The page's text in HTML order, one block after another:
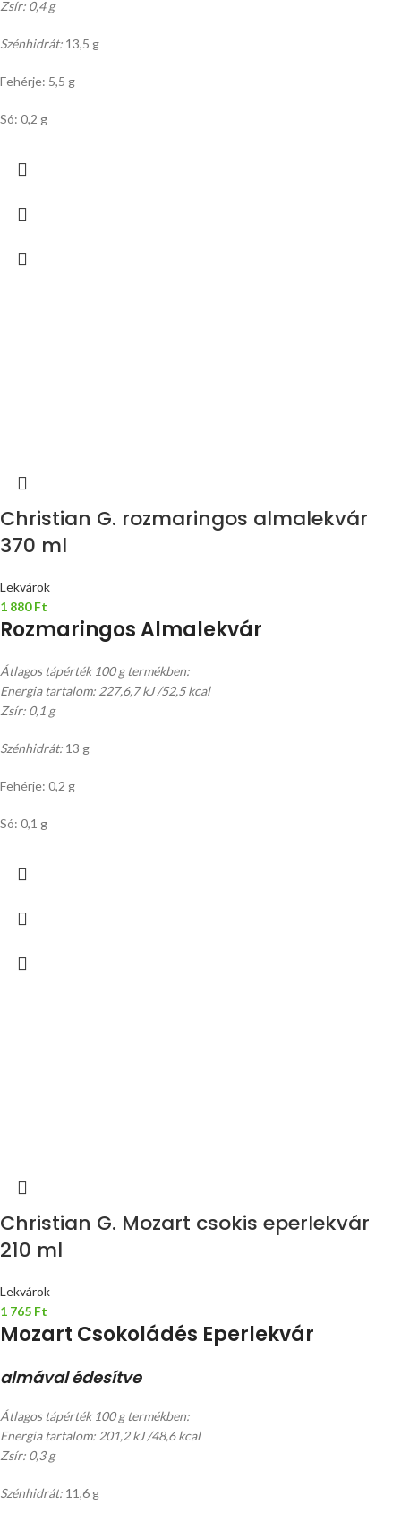
Zsír: 0,4 g
Szénhidrát: 13,5 g
Fehérje: 5,5 g
Só: 0,2 g
Christian G. rozmaringos almalekvár
370 ml
Lekvárok
1 880Ft
Rozmaringos Almalekvár
Átlagos tápérték 100 g termékben:
Energia tartalom: 227,6,7 kJ /52,5 kcal
Zsír: 0,1 g
Szénhidrát: 13 g
Fehérje: 0,2 g
Só: 0,1 g
Christian G. Mozart csokis eperlekvár
210 ml
Lekvárok
1 765 Ft
Mozart Csokoládés Eperlekvár
almával édesítve
Átlagos tápérték 100 g termékben:
Energia tartalom: 201,2 kJ /48,6 kcal
Zsír: 0,3 g
Szénhidrát: 11,6 g